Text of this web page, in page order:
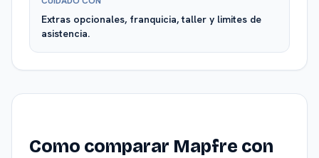
Extras opcionales, franquicia, taller y limites de
asistencia.
Como comparar Mapfre con